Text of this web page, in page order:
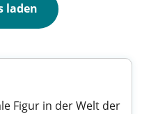
laden
Figur in der Welt der